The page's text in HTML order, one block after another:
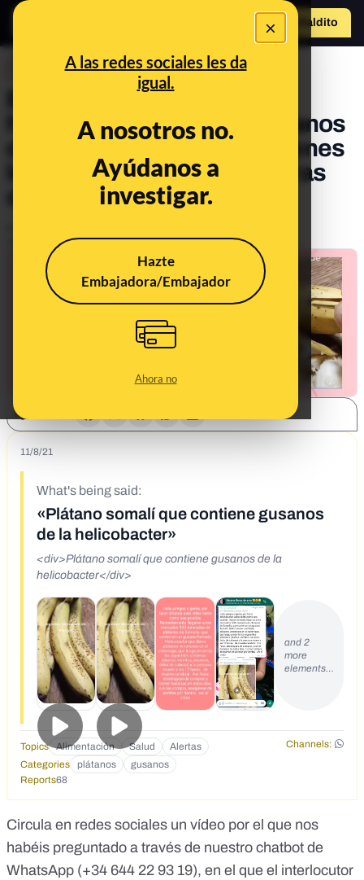
×
A las redes sociales les da
igual.
A nosotros no.
Ayúdanos a
investigar.
Hazte
Embajadora/Embajador
Ahora no
Hazte Maldito
El bulo del "gusano
helicobacter" en unos plátanos
de Somalia que mata a quienes
los consumen "a las 12 horas
de muerte cerebral"
Actualizado elOct 3, 2022, 11:08:00 AM
11/8/21
What's being said:
«Plátano somalí que contiene gusanos
de la helicobacter»
<div>Plátano somalí que contiene gusanos de la
helicobacter</div>
and 2
more
elements…
Topics Alimentación Salud Alertas
Channels:
Categories
plátanos
gusanos
Reports68
Circula en redes sociales un vídeo por el que nos
habéis preguntado a través de nuestro chatbot de
WhatsApp (+34 644 22 93 19), en el que el interlocutor